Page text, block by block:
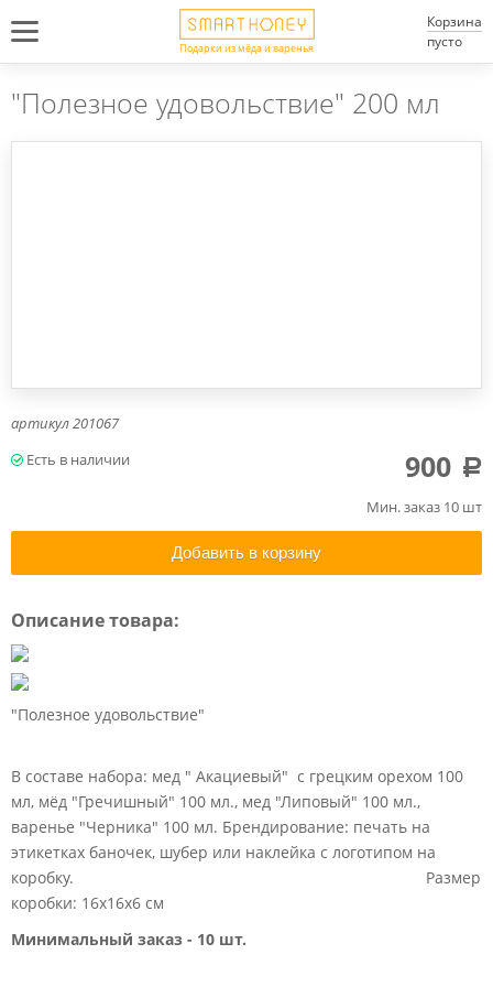
Подарки из мёда и варенья
Корзина
пусто
"Полезное удовольствие" 200 мл
артикул201067
Мин. заказ 10 шт
900 a
Добавить в корзину
Описание товара:
"Полезное удовольствие"
В составе набора: мед " Акациевый" с грецким орехом 100
мл, мёд "Гречишный" 100 мл., мед "Липовый" 100 мл.,
варенье "Черника" 100 мл. Брендирование: печать на
этикетках баночек, шубер или наклейка с логотипом на
коробку. Размер
коробки: 16х16х6 см
Минимальный заказ - 10 шт.